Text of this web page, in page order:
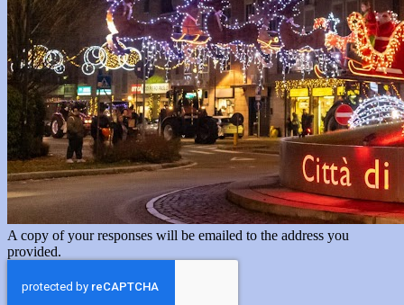
A copy of your responses will be emailed to the address you
provided.